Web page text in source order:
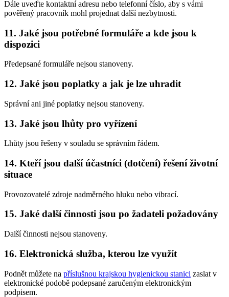
Dále uveďte kontaktní adresu nebo telefonní číslo, aby s vámi
pověřený pracovník mohl projednat další nezbytnosti.
11. Jaké jsou potřebné formuláře a kde jsou k
dispozici
Předepsané formuláře nejsou stanoveny.
12. Jaké jsou poplatky a jak je lze uhradit
Správní ani jiné poplatky nejsou stanoveny.
13. Jaké jsou lhůty pro vyřízení
Lhůty jsou řešeny v souladu se správním řádem.
14. Kteří jsou další účastníci (dotčení) řešení životní
situace
Provozovatelé zdroje nadměrného hluku nebo vibrací.
15. Jaké další činnosti jsou po žadateli požadovány
Další činnosti nejsou stanoveny.
16. Elektronická služba, kterou lze využít
Podnět můžete na příslušnou krajskou hygienickou stanici zaslat v
elektronické podobě podepsané zaručeným elektronickým
podpisem.